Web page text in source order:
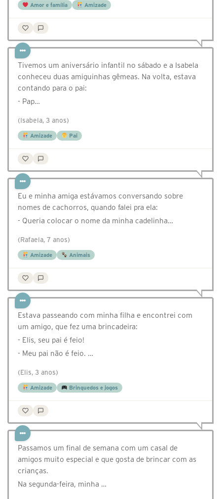
Amor e família Amizade
Tivemos um aniversário infantil no sábado e a Isabela
conheceu duas amiguinhas gêmeas. Na volta, estava
contando para o pai:
- Pap…
(Isabela, 3 anos)
Amizade Pai
Eu e minha amiga estávamos conversando sobre
nomes de cachorros, quando falei pra ela:
- Queria colocar o nome da minha cadelinha…
(Rafaela, 7 anos)
Amizade Animais
Estava passeando com minha filha e encontrei com
um amigo, que fez uma brincadeira:
- Elis, seu pai é feio!
- Meu pai não é feio. …
(Elis, 3 anos)
Amizade Brinquedos e jogos
Passamos um final de semana com um casal de
amigos muito especial e que gosta de brincar com as
crianças.
Na segunda-feira, minha …